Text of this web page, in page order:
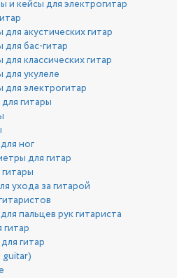
и кейсы для электрогитар
для акустических гитар
для бас-гитар
для классических гитар
для укулеле
для электрогитар
гитары
ног
для гитар
ухода за гитарой
пальцев рук гитариста
гитар
guitar)